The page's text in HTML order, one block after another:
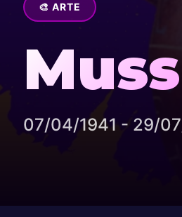
🎨 ARTE
07/04/1941 - 29/